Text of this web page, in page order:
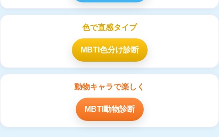
色で直感タイプ
MBTI色分け診断
動物キャラで楽しく
MBTI動物診断